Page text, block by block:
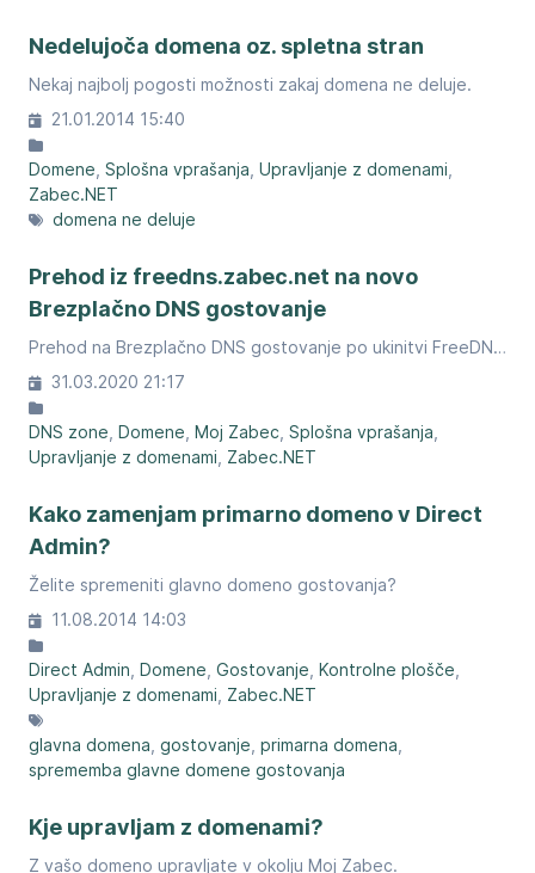
Nedelujoča domena oz. spletna stran
Nekaj najbolj pogosti možnosti zakaj domena ne deluje.
21.01.2014 15:40
Domene Splošna vprašanja Upravljanje z domenami
Zabec.NET
domena ne deluje
Prehod iz freedns.zabec.net na novo
Brezplačno DNS gostovanje
Prehod na Brezplačno DNS gostovanje po ukinitvi FreeDNS portala
31.03.2020 21:17
DNS zone Domene Moj Zabec Splošna vprašanja
Upravljanje z domenami Zabec.NET
Kako zamenjam primarno domeno v Direct
Admin?
Želite spremeniti glavno domeno gostovanja?
11.08.2014 14:03
Direct Admin Domene Gostovanje Kontrolne plošče
Upravljanje z domenami Zabec.NET
glavna domena gostovanje primarna domena
sprememba glavne domene gostovanja
Kje upravljam z domenami?
Z vašo domeno upravljate v okolju Moj Zabec.